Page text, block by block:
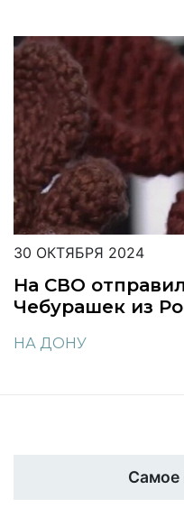
30 ОКТЯБРЯ 2024
На СВО
Чебурашек из
НА ДОНУ
Самое